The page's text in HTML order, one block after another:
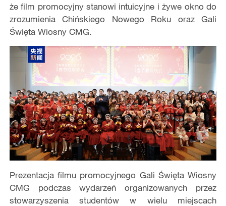
że film promocyjny stanowi intuicyjne i żywe okno do
zrozumienia Chińskiego Nowego Roku oraz Gali
Święta Wiosny CMG.
Prezentacja filmu promocyjnego Gali Święta Wiosny
CMG podczas wydarzeń organizowanych przez
stowarzyszenia studentów w wielu miejscach